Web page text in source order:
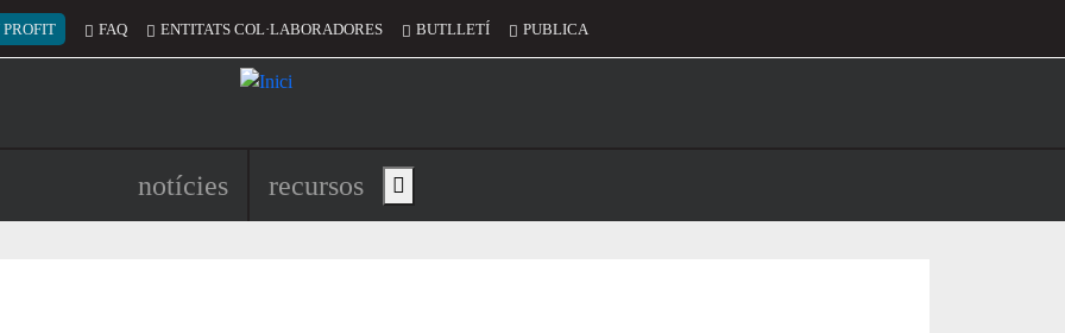
del compte d'usuari
PROFIT FAQ ENTITATS COL·LABORADORES BUTLLETÍ PUBLICA
Navegació principal de l'encapçalament
notícies recursos Show main menu